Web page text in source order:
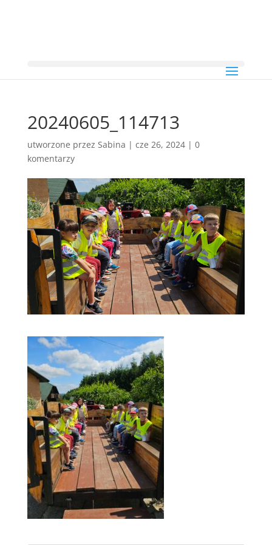
20240605_114713
utworzone przez Sabina | cze 26, 2024| 0
komentarzy